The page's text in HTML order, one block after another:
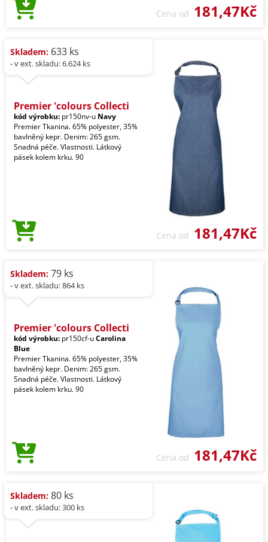
Cena od 181,47Kč
Skladem: 633 ks
- v ext. skladu: 6.624 ks
Premier 'colours Collecti
kód výrobku: pr150nv-u Navy
Premier Tkanina. 65% polyester, 35%
bavlněný kepr. Denim: 265 gsm.
Snadná péče. Vlastnosti. Látkový
pásek kolem krku. 90
Cena od 181,47Kč
Skladem: 79 ks
- v ext. skladu: 864 ks
Premier 'colours Collecti
kód výrobku: pr150cf-uCarolina
Blue
Premier Tkanina. 65% polyester, 35%
bavlněný kepr. Denim: 265 gsm.
Snadná péče. Vlastnosti. Látkový
pásek kolem krku. 90
Cena od 181,47Kč
Skladem: 80 ks
- v ext. skladu: 300 ks